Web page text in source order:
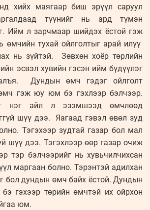
хийх маягаар биш эрүүл саруул
түүнийг нь ард түмэн
Ийм л зарчмаар шийдэх ёстой гэж
өмчийн тухай ойлголтыг арай илүү
нь зүйтэй. Зөвхөн хоёр төрлийн
эсвэл хувийн гэсэн ийм бүдүүлэг
Дундын өмч гэдэг ойлголт
гэж юу юм бэ гэхлээр бэлчээр.
нэг айл л эзэмшээд өмчлөөд
шүү дээ. Яагаад гэвэл өвөл зуд
Тэгэхээр зудтай газар бол мал
шүү дээ. Тэгэхлээр өөр газар очиж
тэр бэлчээрийг нь хувьчилчихсан
маргаан болно. Тэрэнтэй адилхан
бол дундын өмч байх ёстой. Дундын
гэхээр төрийн өмчтэй их ойрхон
юм.